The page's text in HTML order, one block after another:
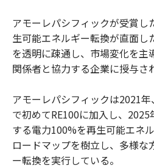
アモーレパシフィックが受賞し
生可能エネルギー転換が直面し
を透明に疎通し、市場変化を主
関係者と協力する企業に授与さ
アモーレパシフィックは2021
で初めてRE100に加入し、
する電力100%を再生可能エネ
ロードマップを樹立し、多様な
ー転換を実行している。